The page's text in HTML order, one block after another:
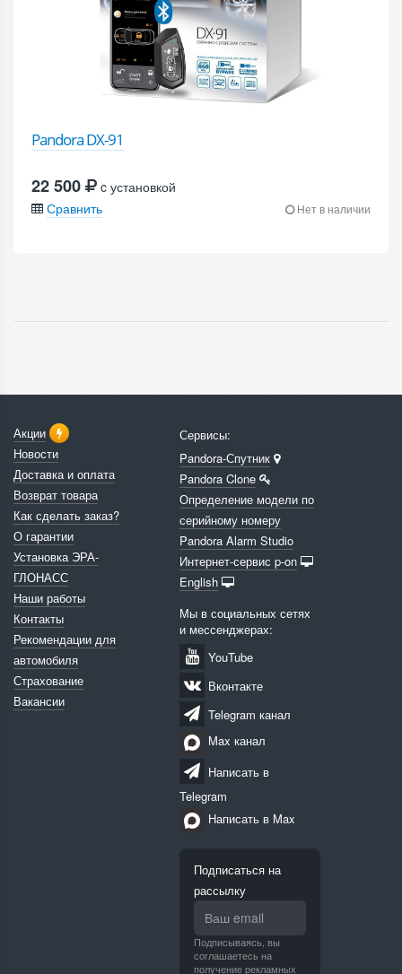
Pandora DX-91
22 500
c установкой
Сравнить
Нет в наличии
Акции
Новости
Доставка и оплата
Возврат товара
Как сделать заказ?
О гарантии
Установка ЭРА-
ГЛОНАСС
Наши работы
Контакты
Рекомендации для
автомобиля
Страхование
Вакансии
Сервисы:
Pandora-Спутник
Pandora Clone
Определение модели по
серийному номеру
Pandora Alarm Studio
Интернет-сервис p-on
English
Мы в социальных сетях
и мессенджерах:
YouTube
Вконтакте
Telegram канал
Max канал
Написать в
Telegram
Написать в Max
Подписаться на
рассылку
Подписываясь, вы
соглашаетесь на
получение рекламных